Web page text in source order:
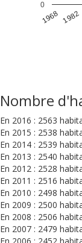
1968 1982
0
Nombre
En 2016 : 2563
En 2015 : 2538
En 2014 : 2539
En 2013 : 2540
En 2012 : 2528
En 2011 : 2516
En 2010 : 2498
En 2009 : 2500
En 2008 : 2506
En 2007 : 2479